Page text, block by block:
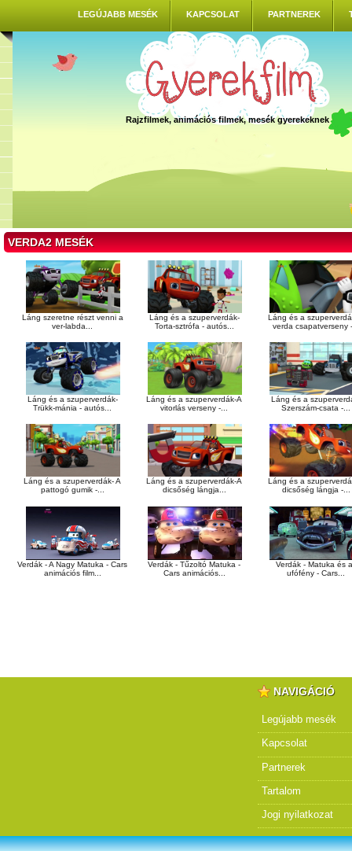
LEGÚJABB MESÉK KAPCSOLAT PARTNEREK
Rajzfilmek, animációs filmek, mesék gyerekeknek
VERDA2 MESÉK
Láng szeretne részt venni a
ver-labda...
Láng és a szuperverdák-
Torta-sztrófa - autós...
Láng és a
verda csapatverseny
Láng és a szuperverdák-
Trükk-mánia - autós...
Láng és a szuperverdák-A
vitorlás verseny -...
Láng és a
Szerszám-csata -...
Láng és a szuperverdák- A
pattogó gumik -...
Láng és a szuperverdák-A
dicsőség lángja...
Láng és a
dicsőség lángja -...
Verdák - A Nagy Matuka - Cars
animációs film...
Verdák - Tűzoltó Matuka -
Cars animációs...
Verdák - Matuka és
ufófény - Cars...
NAVIGÁCIÓ
Legújabb mesék
Kapcsolat
Partnerek
Tartalom
Jogi nyilatkozat